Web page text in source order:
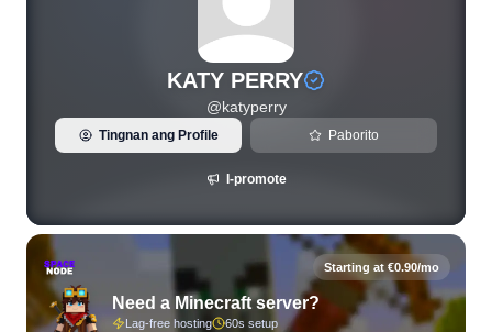
KATY PERRY
@katyperry
Tingnan ang Profile Paborito
I-promote
Starting at €0.90/mo
Need a Minecraft server?
Lag-free hosting 60s setup